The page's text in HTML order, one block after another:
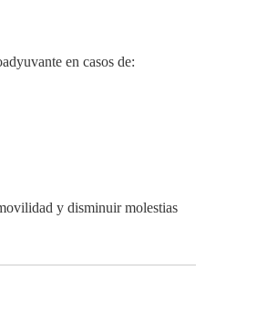
en casos de:
y disminuir molestias